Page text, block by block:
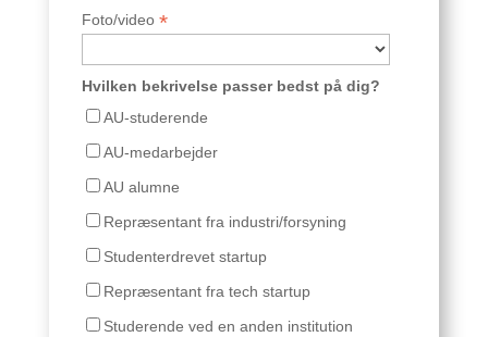
Foto/video *
Hvilken bekrivelse passer bedst på dig?
AU-studerende
AU-medarbejder
AU alumne
Repræsentant fra industri/forsyning
Studenterdrevet startup
Repræsentant fra tech startup
Studerende ved en anden institution